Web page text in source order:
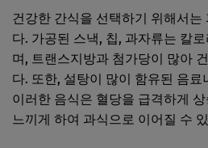
건강한 간식을 선택하기 위해서는
다. 가공된 스낵, 칩, 과자류는 칼
며, 트랜스지방과 첨가당이 많아
다. 또한, 설탕이 많이 함유된 음
이러한 음식은 혈당을 급격하게
느끼게 하여 과식으로 이어질 수